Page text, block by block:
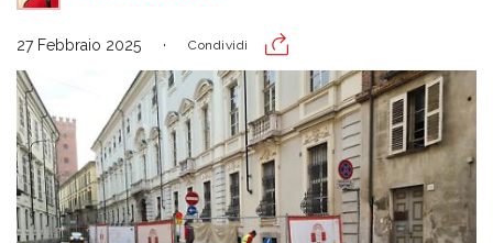
27 Febbraio 2025 Condividi